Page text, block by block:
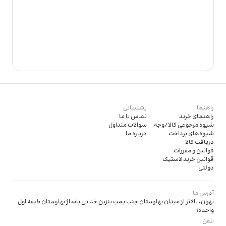
راهنما
راهنمای خرید
شیوه مرجوعی کالا/وجه
شیوه‌های پرداخت
دریافت کالا
قوانین و مقررات
قوانین خرید لاستیک
دولتی
پشتیبانی
تماس با ما
سوالات متداول
درباره ما
آدرس ما
تهران، بالاتر از میدان بهارستان جنب پمپ بنزین خدایی پاساژ بهارستان طبقه اول
واحد 10
تلفن